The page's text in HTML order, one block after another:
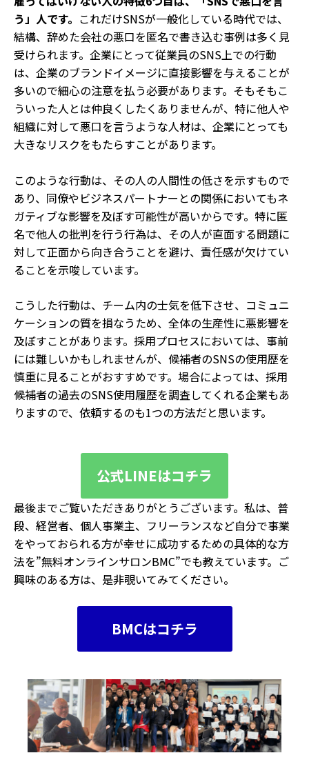
う」人です。 これだけSNSが一般化している時代では、
結構、辞めた会社の悪口を匿名で書き込む事例は多く見
受けられます。企業にとって従業員のSNS上での行動
は、企業のブランドイメージに直接影響を与えることが
多いので細心の注意を払う必要があります。そもそもこ
ういった人とは仲良くしたくありませんが、特に他人や
組織に対して悪口を言うような人材は、企業にとっても
大きなリスクをもたらすことがあります。
このような行動は、その人の人間性の低さを示すもので
あり、同僚やビジネスパートナーとの関係においてもネ
ガティブな影響を及ぼす可能性が高いからです。特に匿
名で他人の批判を行う行為は、その人が直面する問題に
対して正面から向き合うことを避け、責任感が欠けてい
ることを示唆しています。
こうした行動は、チーム内の士気を低下させ、コミュニ
ケーションの質を損なうため、全体の生産性に悪影響を
及ぼすことがあります。採用プロセスにおいては、事前
には難しいかもしれませんが、候補者のSNSの使用歴を
慎重に見ることがおすすめです。場合によっては、採用
候補者の過去のSNS使用履歴を調査してくれる企業もあ
りますので、依頼するのも1つの方法だと思います。
公式LINEはコチラ
最後までご覧いただきありがとうございます。私は、普
段、経営者、個人事業主、フリーランスなど自分で事業
をやっておられる方が幸せに成功するための具体的な方
法を”無料オンラインサロンBMC”でも教えています。ご
興味のある方は、是非覗いてみてください。
BMCはコチラ